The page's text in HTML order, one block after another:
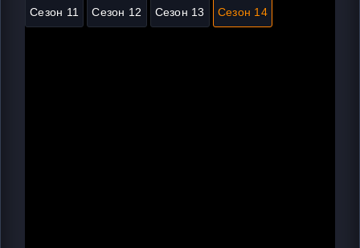
Сезон 11 Сезон 12 Сезон 13 Сезон 14